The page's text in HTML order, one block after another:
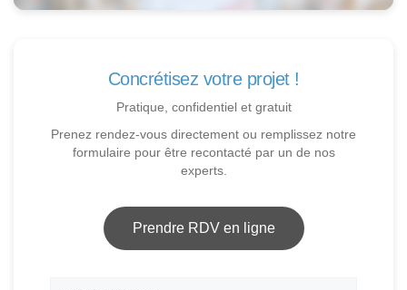
Concrétisez votre projet !
Pratique, confidentiel et gratuit
Prenez rendez-vous directement ou remplissez notre
formulaire pour être recontacté par un de nos
experts.
Prendre RDV en ligne